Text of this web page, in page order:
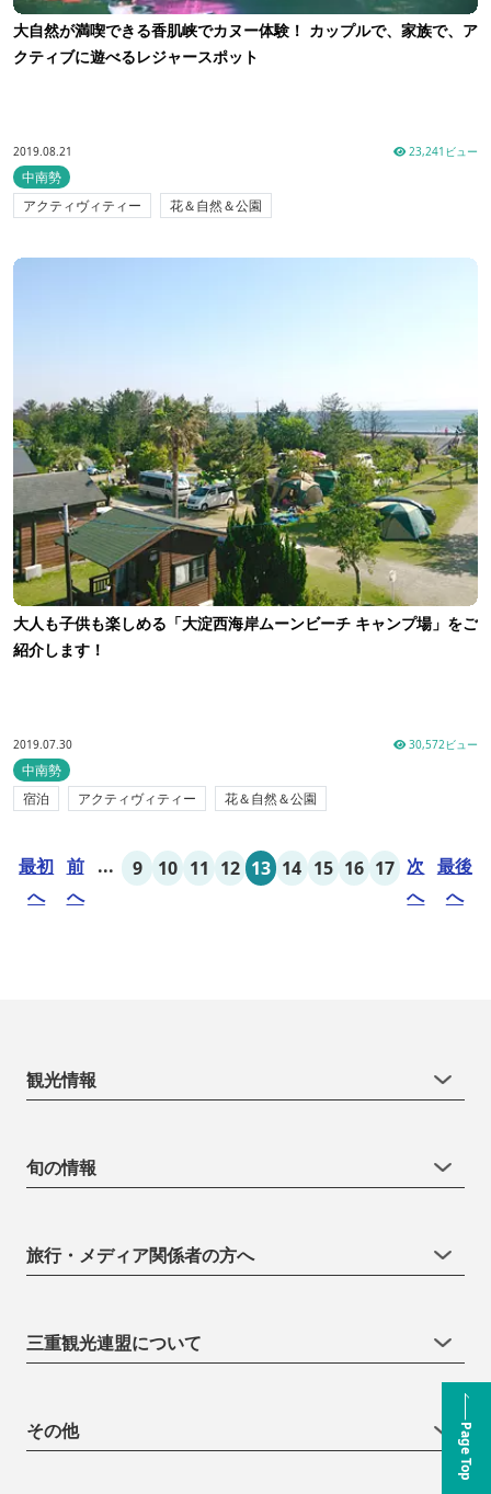
大自然が満喫できる香肌峡でカヌー体験！ カップルで、家族で、ア
クティブに遊べるレジャースポット
2019.08.21 23,241ビュー
中南勢
アクティヴィティー
花＆自然＆公園
大人も子供も楽しめる「大淀西海岸ムーンビーチ キャンプ場」をご
紹介します！
2019.07.30 30,572ビュー
中南勢
宿泊
アクティヴィティー 花＆自然＆公園
最初
へ
前
へ
... 9 10 11 12 13 14 15 16 17 次
へ
最後
へ
Page Top
観光情報
旬の情報
旅行・メディア関係者の方へ
三重観光連盟について
その他